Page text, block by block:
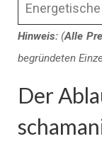
Hinweis: (Alle
begründeten
Der